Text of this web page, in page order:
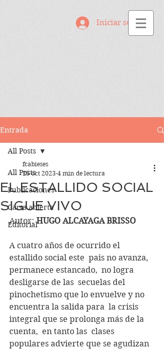
Iniciar sesión
Entrada
All Posts
Publicaciones
Carta abierta
Editorial
All Posts
EL ESTALLIDO SOCIAL
SIGUE VIVO
fcabieses
25 oct 2023 4 min de lectura
Autor: HUGO ALCAYAGA BRISSO
A cuatro años de ocurrido el
estallido social este  pais no avanza,
permanece estancado,  no logra
desligarse de las  secuelas del
pinochetismo que lo envuelve y no
encuentra la salida para  la crisis
integral que se prolonga más de la
cuenta,  en tanto las  clases
populares advierte que se agudizan